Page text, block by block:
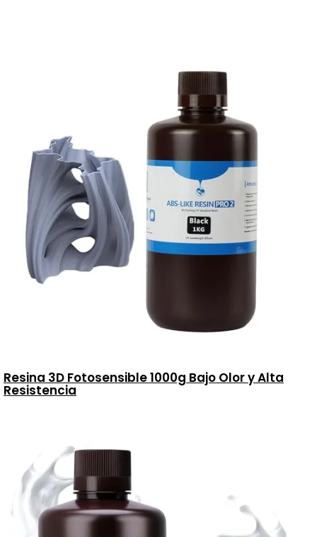
Resina 3D Fotosensible 1000g Bajo Olor y Alta
Resistencia